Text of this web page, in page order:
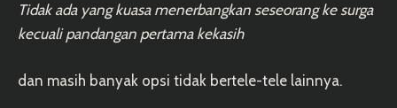
Tidak ada yang kuasa menerbangkan seseorang ke surga
kecuali pandangan pertama kekasih
dan masih banyak opsi tidak bertele-tele lainnya.